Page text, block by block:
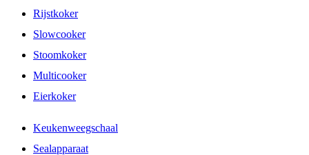
Rijstkoker
Slowcooker
Stoomkoker
Multicooker
Eierkoker
Keukenweegschaal
Sealapparaat